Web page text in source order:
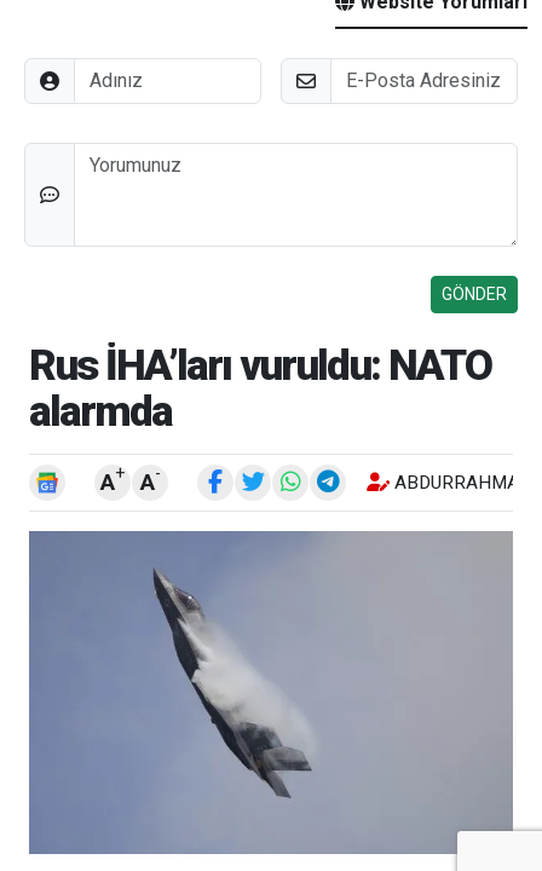
Adınız E-Posta
Düşünceleriniz
Rus İHA’ları vuruldu: NATO
alarmda
A+ A- ABDURRAHMAN